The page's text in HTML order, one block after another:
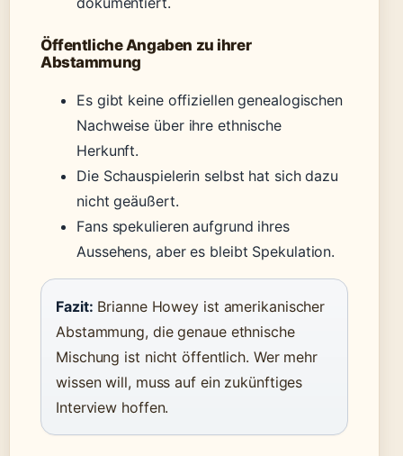
Öffentliche Angaben zu ihrer
Abstammung
Es gibt keine offiziellen genealogischen
Nachweise über ihre ethnische
Herkunft.
Die Schauspielerin selbst hat sich dazu
nicht geäußert.
Fans spekulieren aufgrund ihres
Aussehens, aber es bleibt Spekulation.
Fazit: Brianne Howey ist amerikanischer
Abstammung, die genaue ethnische
Mischung ist nicht öffentlich. Wer mehr
wissen will, muss auf ein zukünftiges
Interview hoffen.